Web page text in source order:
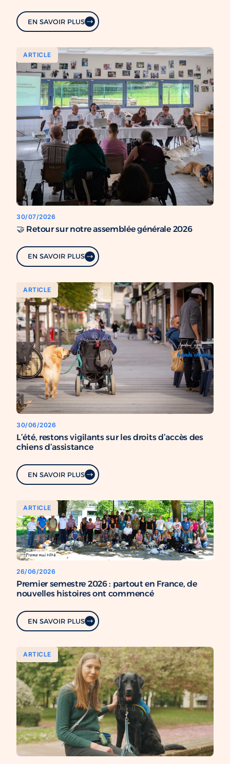
EN SAVOIR PLUS
ARTICLE
30/07/2026
🤝 Retour sur notre assemblée générale 2026
EN SAVOIR PLUS
ARTICLE
30/06/2026
L’été, restons vigilants sur les droits d’accès des
chiens d’assistance
EN SAVOIR PLUS
ARTICLE
26/06/2026
Premier semestre 2026 : partout en France, de
nouvelles histoires ont commencé
EN SAVOIR PLUS
ARTICLE